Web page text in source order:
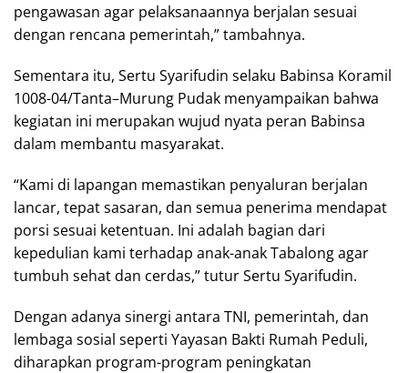
pengawasan agar pelaksanaannya berjalan sesuai
dengan rencana pemerintah,” tambahnya.
Sementara itu, Sertu Syarifudin selaku Babinsa Koramil
1008-04/Tanta–Murung Pudak menyampaikan bahwa
kegiatan ini merupakan wujud nyata peran Babinsa
dalam membantu masyarakat.
“Kami di lapangan memastikan penyaluran berjalan
lancar, tepat sasaran, dan semua penerima mendapat
porsi sesuai ketentuan. Ini adalah bagian dari
kepedulian kami terhadap anak-anak Tabalong agar
tumbuh sehat dan cerdas,” tutur Sertu Syarifudin.
Dengan adanya sinergi antara TNI, pemerintah, dan
lembaga sosial seperti Yayasan Bakti Rumah Peduli,
diharapkan program-program peningkatan